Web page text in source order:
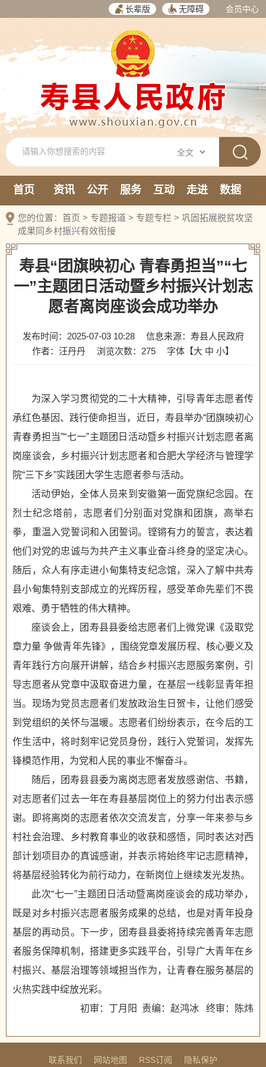
长辈版 无障碍 会员中心
首页 资讯 公开 服务 互动 走进
数据
新媒体
您的位置： 首页 > 专题报道 > 专题专栏 > 巩固拓展脱贫攻坚
成果同乡村振兴有效衔接
寿县“团旗映初心 青春勇担当”“七
一”主题团日活动暨乡村振兴计划志
愿者离岗座谈会成功举办
发布时间：2025-07-03 10:28
信息来源：寿县人民政府
作者：汪丹丹
浏览次数： 275 字体【大 中 小】
为深入学习贯彻党的二十大精神，引导青年志愿者传
承红色基因、践行使命担当，近日，寿县举办“团旗映初心
青春勇担当”“七一”主题团日活动暨乡村振兴计划志愿者离
岗座谈会，乡村振兴计划志愿者和合肥大学经济与管理学
院“三下乡”实践团大学生志愿者参与活动。
活动伊始，全体人员来到安徽第一面党旗纪念园。在
烈士纪念塔前，志愿者们分别面对党旗和团旗，高举右
拳，重温入党誓词和入团誓词。铿锵有力的誓言，表达着
他们对党的忠诚与为共产主义事业奋斗终身的坚定决心。
随后，众人有序走进小甸集特支纪念馆，深入了解中共寿
县小甸集特别支部成立的光辉历程，感受革命先辈们不畏
艰难、勇于牺牲的伟大精神。
座谈会上，团寿县县委给志愿者们上微党课《汲取党
章力量 争做青年先锋》，围绕党章发展历程、核心要义及
青年践行方向展开讲解，结合乡村振兴志愿服务案例，引
导志愿者从党章中汲取奋进力量，在基层一线彰显青年担
当。现场为党员志愿者们发放政治生日贺卡，让他们感受
到党组织的关怀与温暖。志愿者们纷纷表示，在今后的工
作生活中，将时刻牢记党员身份，践行入党誓词，发挥先
锋模范作用，为党和人民的事业不懈奋斗。
随后，团寿县县委为离岗志愿者发放感谢信、书籍，
对志愿者们过去一年在寿县基层岗位上的努力付出表示感
谢。即将离岗的志愿者依次交流发言，分享一年来参与乡
村社会治理、乡村教育事业的收获和感悟，同时表达对西
部计划项目办的真诚感谢，并表示将始终牢记志愿精神，
将基层经验转化为前行动力，在新岗位上继续发光发热。
此次“七一”主题团日活动暨离岗座谈会的成功举办，
既是对乡村振兴志愿者服务成果的总结，也是对青年投身
基层的再动员。下一步，团寿县县委将持续完善青年志愿
者服务保障机制，搭建更多实践平台，引导广大青年在乡
村振兴、基层治理等领域担当作为，让青春在服务基层的
火热实践中绽放光彩。
初审：丁月阳 责编：赵鸿冰 终审：陈炜
联系我们 网站地图 RSS订阅 隐私保护